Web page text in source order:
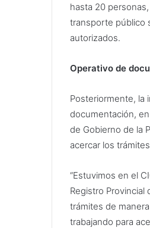
hasta 20
transporte público
autorizados.
Operativo de
Posteriormente, la
documentación,
de Gobierno de la
acercar los
“Estuvimos en el
Registro
trámites de
trabajando para